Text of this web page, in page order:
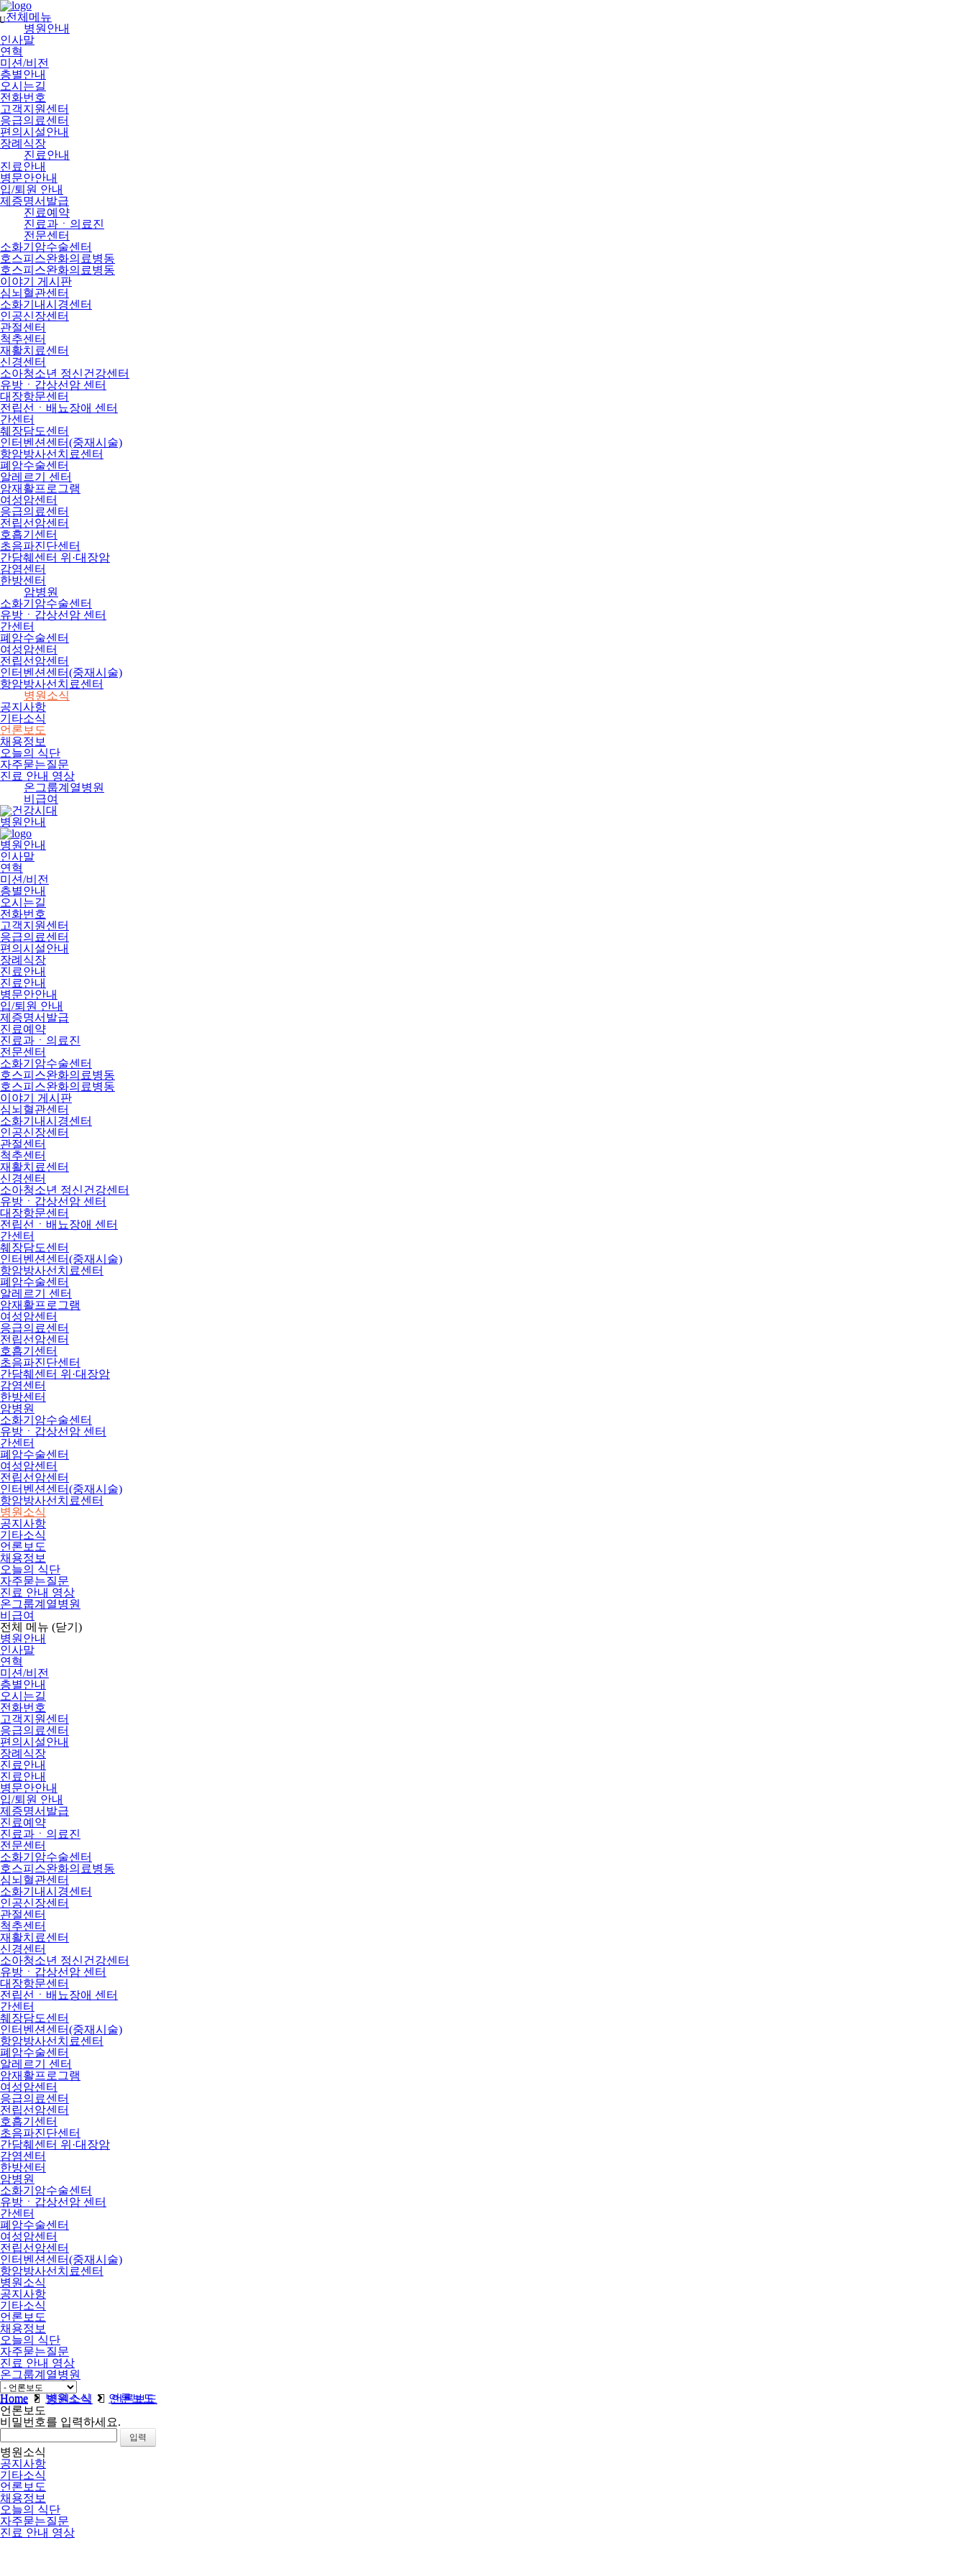
메
뉴
너
뛰
기
전체메뉴
병원안내
인사말
연혁
미션/비전
층별안내
오시는길
전화번호
고객지원센터
응급의료센터
편의시설안내
장례식장
진료안내
진료안내
병문안안내
입/퇴원 안내
제증명서발급
진료예약
진료과ㆍ의료진
전문센터
소화기암수술센터
호스피스완화의료병동
호스피스완화의료병동
이야기 게시판
심뇌혈관센터
소화기내시경센터
인공신장센터
관절센터
척추센터
재활치료센터
신경센터
소아청소년 정신건강센터
유방ㆍ갑상선암 센터
대장항문센터
전립선ㆍ배뇨장애 센터
간센터
췌장담도센터
인터벤션센터(중재시술)
항암방사선치료센터
폐암수술센터
알레르기 센터
암재활프로그램
여성암센터
응급의료센터
전립선암센터
호흡기센터
초음파진단센터
간담췌센터 위·대장암
감염센터
한방센터
암병원
소화기암수술센터
유방ㆍ갑상선암 센터
간센터
폐암수술센터
여성암센터
전립선암센터
인터벤션센터(중재시술)
항암방사선치료센터
병원소식
공지사항
기타소식
언론보도
채용정보
오늘의 식단
자주묻는질문
진료 안내 영상
온그룹계열병원
비급여
병원안내
병원안내
인사말
연혁
미션/비전
층별안내
오시는길
전화번호
고객지원센터
응급의료센터
편의시설안내
장례식장
진료안내
진료안내
병문안안내
입/퇴원 안내
제증명서발급
진료예약
진료과ㆍ의료진
전문센터
소화기암수술센터
호스피스완화의료병동
호스피스완화의료병동
이야기 게시판
심뇌혈관센터
소화기내시경센터
인공신장센터
관절센터
척추센터
재활치료센터
신경센터
소아청소년 정신건강센터
유방ㆍ갑상선암 센터
대장항문센터
전립선ㆍ배뇨장애 센터
간센터
췌장담도센터
인터벤션센터(중재시술)
항암방사선치료센터
폐암수술센터
알레르기 센터
암재활프로그램
여성암센터
응급의료센터
전립선암센터
호흡기센터
초음파진단센터
간담췌센터 위·대장암
감염센터
한방센터
암병원
소화기암수술센터
유방ㆍ갑상선암 센터
간센터
폐암수술센터
여성암센터
전립선암센터
인터벤션센터(중재시술)
항암방사선치료센터
병원소식
공지사항
기타소식
언론보도
채용정보
오늘의 식단
자주묻는질문
진료 안내 영상
온그룹계열병원
비급여
전체 메뉴 (닫기)
병원안내
인사말
연혁
미션/비전
층별안내
오시는길
전화번호
고객지원센터
응급의료센터
편의시설안내
장례식장
진료안내
진료안내
병문안안내
입/퇴원 안내
제증명서발급
진료예약
진료과ㆍ의료진
전문센터
소화기암수술센터
호스피스완화의료병동
심뇌혈관센터
소화기내시경센터
인공신장센터
관절센터
척추센터
재활치료센터
신경센터
소아청소년 정신건강센터
유방ㆍ갑상선암 센터
대장항문센터
전립선ㆍ배뇨장애 센터
간센터
췌장담도센터
인터벤션센터(중재시술)
항암방사선치료센터
폐암수술센터
알레르기 센터
암재활프로그램
여성암센터
응급의료센터
전립선암센터
호흡기센터
초음파진단센터
간담췌센터 위·대장암
감염센터
한방센터
암병원
소화기암수술센터
유방ㆍ갑상선암 센터
간센터
폐암수술센터
여성암센터
전립선암센터
인터벤션센터(중재시술)
항암방사선치료센터
병원소식
공지사항
기타소식
언론보도
채용정보
오늘의 식단
자주묻는질문
진료 안내 영상
온그룹계열병원
비급여
Home
병원소식 언론보도
Home 병원소식
언론보도
언론보도
비밀번호를 입력하세요.
병원소식
공지사항
기타소식
언론보도
채용정보
오늘의 식단
자주묻는질문
진료 안내 영상